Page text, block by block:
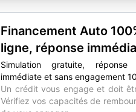
Financement Auto
ligne, réponse
Simulation gratuite,
immédiate et sans engagement
Un crédit vous engage et doit
Vérifiez vos capacités de